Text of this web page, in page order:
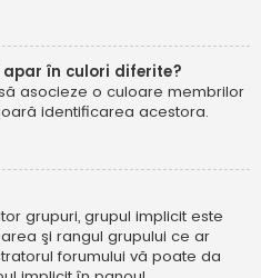
în culori diferite?
asocieze o culoare membrilor
identificarea acestora.
grupuri, grupul implicit este
şi rangul grupului ce ar
forumului vă poate da